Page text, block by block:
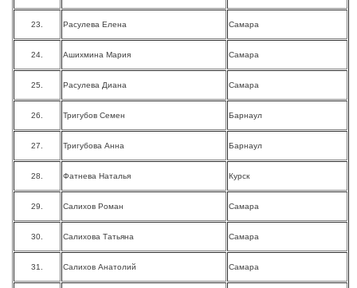
23. Расулева Елена Самара
24. Ашихмина Мария Самара
25. Расулева Диана Самара
26. Тригубов Семен Барнаул
27. Тригубова Анна Барнаул
28. Фатнева Наталья Курск
29. Салихов Роман Самара
30. Салихова Татьяна Самара
31. Салихов Анатолий Самара